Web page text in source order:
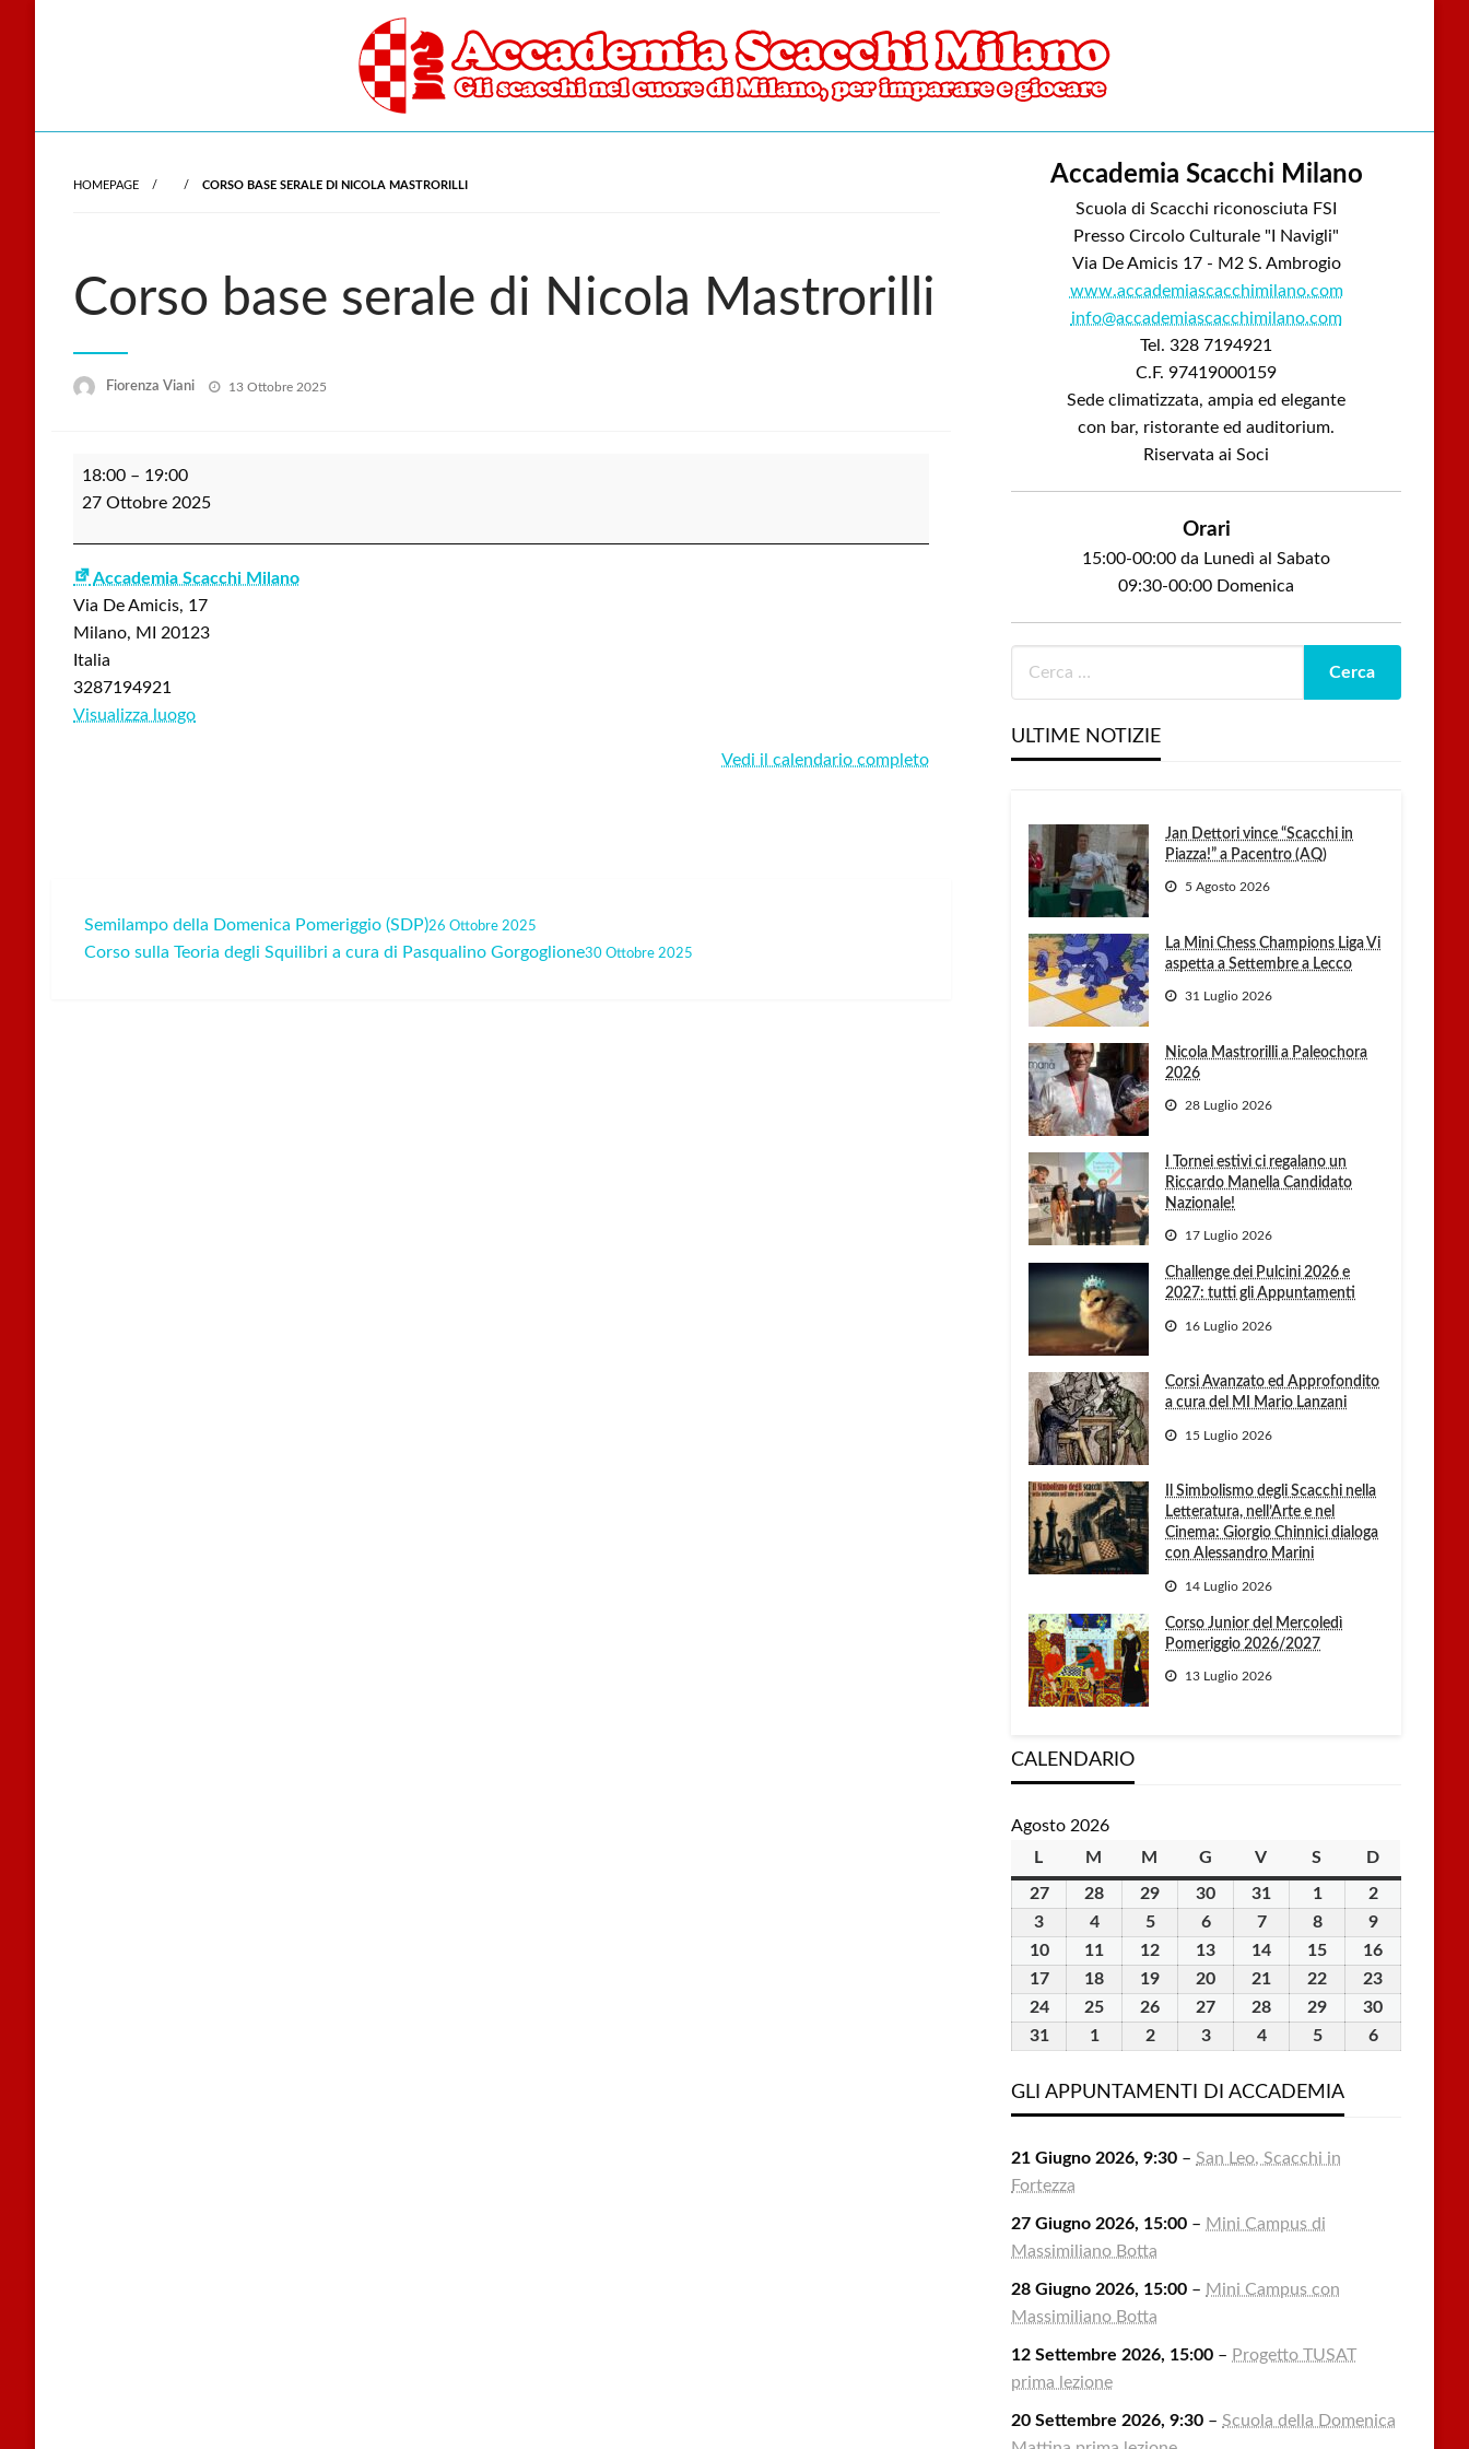
Gli scacchi nel cuore di Milano
HOMEPAGE CORSO BASE SERALE DI NICOLA MASTRORILLI
Corso base serale di Nicola Mastrorilli
Fiorenza Viani
Posted
13 Ottobre 2025
Corso
base
di
Nicola
Mastrorilli
18:00 – 19:00
27 Ottobre 2025
Accademia Scacchi Milano
Via De Amicis, 17
Milano, MI
20123
Italia
3287194921
Visualizza luogo
Vedi il calendario completo
Navigazione
Semilampo della Domenica Pomeriggio (SDP)26 Ottobre 2025
Corso sulla Teoria degli Squilibri a cura di Pasqualino Gorgoglione30 Ottobre 2025
Accademia Scacchi Milano
Scuola di Scacchi riconosciuta FSI
Presso Circolo Culturale "I Navigli"
Via De Amicis 17 - M2 S. Ambrogio
www.accademiascacchimilano.com
info@accademiascacchimilano.com
Tel. 328 7194921
C.F. 97419000159
Sede climatizzata, ampia ed elegante
con bar, ristorante ed auditorium.
Riservata ai Soci
Orari
15:00-00:00 da Lunedì al Sabato
09:30-00:00 Domenica
ULTIME NOTIZIE
Jan Dettori vince “Scacchi in
Piazza!” a Pacentro (AQ)
5 Agosto 2026
La Mini Chess Champions Liga Vi
aspetta a Settembre a Lecco
31 Luglio 2026
Nicola Mastrorilli a Paleochora
2026
28 Luglio 2026
I Tornei estivi ci regalano un
Riccardo Manella Candidato
Nazionale!
17 Luglio 2026
Challenge dei Pulcini 2026 e
2027: tutti gli Appuntamenti
16 Luglio 2026
Corsi Avanzato ed Approfondito
a cura del MI Mario Lanzani
15 Luglio 2026
Il Simbolismo degli Scacchi nella
Letteratura, nell’Arte e nel
Cinema: Giorgio Chinnici dialoga
con Alessandro Marini
14 Luglio 2026
Corso Junior del Mercoledì
Pomeriggio 2026/2027
13 Luglio 2026
CALENDARIO
Agosto 2026
L lunedìM martedì
M mercoledì
G giovedì
V venerdì
S sabatoDdomenica
2727
Luglio
2026
28
Luglio
2026
29
Luglio
2026
30
Luglio
2026
31
Luglio
2026
11
Agosto
2026
22
Agosto
2026
3
Agosto
2026
44
Agosto
2026
55
Agosto
2026
66
Agosto
2026
77
Agosto
2026
88
Agosto
2026
99
Agosto
2026
1010
Agosto
2026
11
Agosto
2026
12
Agosto
2026
13
Agosto
2026
14
Agosto
2026
15
Agosto
2026
16
1717
Agosto
18
Agosto
19
Agosto
20
Agosto
21
Agosto
22
Agosto
23
2424
Agosto
25
Agosto
26
Agosto
27
Agosto
28
Agosto
29
Agosto
30
3131
2026
11
2026
22
2026
33
2026
44
2026
55
2026
66
GLI APPUNTAMENTI DI ACCADEMIA
21 Giugno 2026, 9:30 –San Leo, Scacchi in
Fortezza
27 Giugno 2026, 15:00 – Mini Campus di
Massimiliano Botta
28 Giugno 2026, 15:00 – Mini Campus con
Massimiliano Botta
12 Settembre 2026, 15:00 – Progetto TUSAT
prima lezione
20 Settembre 2026, 9:30 –Scuola della Domenica